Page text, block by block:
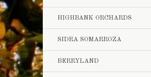
HIGHBANK ORCHARDS
SIDRA SOMARROZA
BERRYLAND